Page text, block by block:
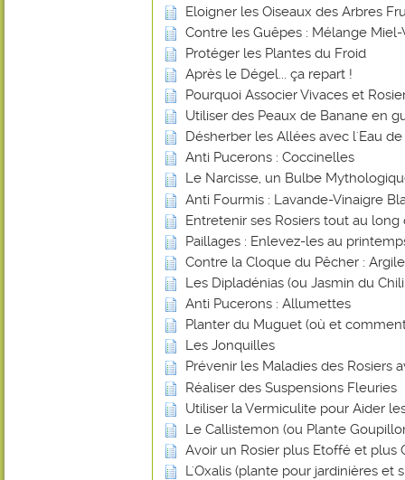
Eloigner les Oiseaux des Arbres
Contre les Guêpes : Mélange Miel-
Protéger les Plantes du Froid
Après le Dégel... ça repart !
Pourquoi Associer Vivaces et
Utiliser des Peaux de Banane en
Désherber les Allées avec l'Eau
Anti Pucerons : Coccinelles
Le Narcisse, un Bulbe
Anti Fourmis : Lavande-Vinaigre
Entretenir ses Rosiers tout au long
Paillages : Enlevez-les au
Contre la Cloque du Pêcher : Argile
Les Dipladénias (ou Jasmin du
Anti Pucerons : Allumettes
Planter du Muguet (où et
Les Jonquilles
Prévenir les Maladies des Rosiers
Réaliser des Suspensions Fleuries
Utiliser la Vermiculite pour Aider
Le Callistemon (ou Plante
Avoir un Rosier plus Etoffé et plus
L'Oxalis (plante pour jardinières et